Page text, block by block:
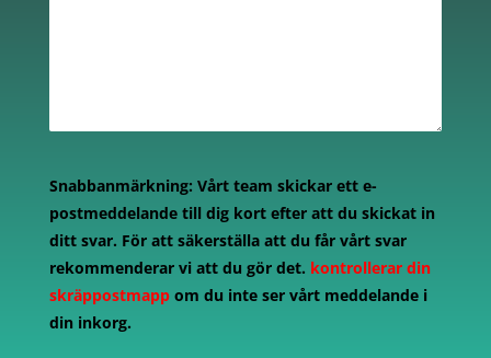
Snabbanmärkning: Vårt team skickar ett e-
postmeddelande till dig kort efter att du skickat in
ditt svar. För att säkerställa att du får vårt svar
rekommenderar vi att du gör det. kontrollerar din
skräppostmappom du inte ser vårt meddelande i
din inkorg.